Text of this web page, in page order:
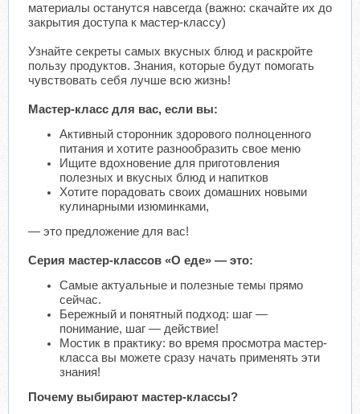
материалы останутся навсегда (важно: скачайте их до
закрытия доступа к мастер-классу)
Узнайте секреты самых вкусных блюд и раскройте
пользу продуктов. Знания, которые будут помогать
чувствовать себя лучше всю жизнь!
Мастер-класс для вас, если вы:
Активный сторонник здорового полноценного
питания и хотите разнообразить свое меню
Ищите вдохновение для приготовления
полезных и вкусных блюд и напитков
Хотите порадовать своих домашних новыми
кулинарными изюминками,
— это предложение для вас!
Серия мастер-классов «О еде» — это:
Самые актуальные и полезные темы прямо
сейчас.
Бережный и понятный подход: шаг —
понимание, шаг — действие!
Мостик в практику: во время просмотра мастер-
класса вы можете сразу начать применять эти
знания!
Почему выбирают мастер-классы?